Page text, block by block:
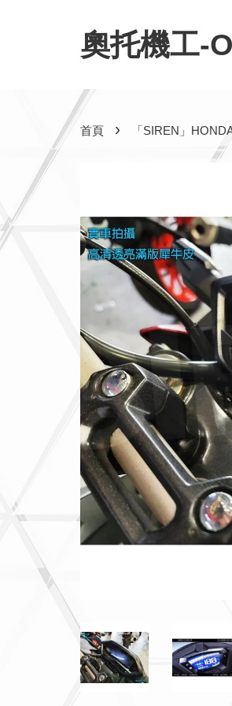
奧托機工-
首頁 › 「SIREN」